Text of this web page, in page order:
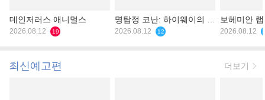
데인저러스 애니멀스
2026.08.12 19
명탐정 코난: 하이웨이의 타
천사
2026.08.12 12
보헤미안
2026.08.12
최신예고편 더보기